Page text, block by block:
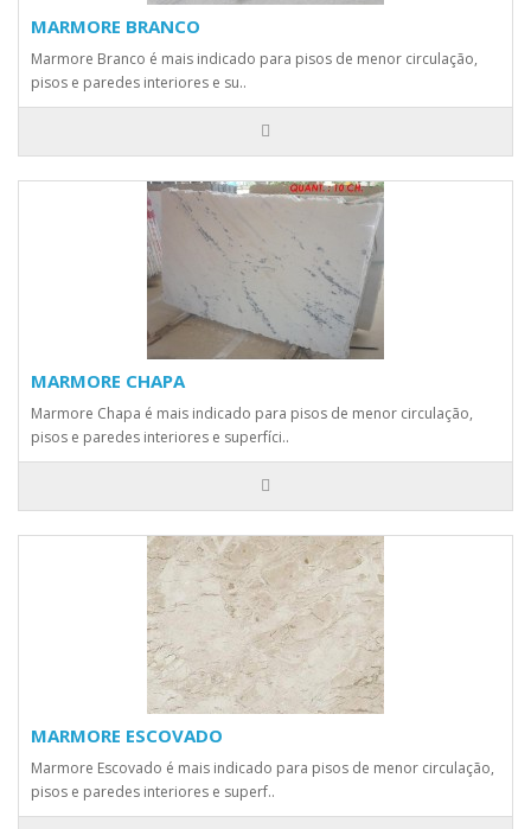
MARMORE BRANCO
Marmore Branco é mais indicado para pisos de menor circulação,
pisos e paredes interiores e su..
MARMORE CHAPA
Marmore Chapa é mais indicado para pisos de menor circulação,
pisos e paredes interiores e superfíci..
MARMORE ESCOVADO
Marmore Escovado é mais indicado para pisos de menor circulação,
pisos e paredes interiores e superf..